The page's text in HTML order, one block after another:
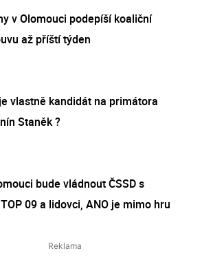
v Olomouci podepíší koaliční
až příští týden
vlastně kandidát na primátora
Staněk ?
bude vládnout ČSSD s
09 a lidovci, ANO je mimo hru